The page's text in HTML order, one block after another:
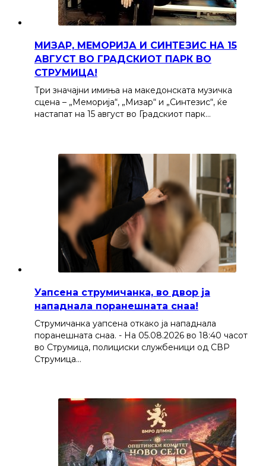
МИЗАР, МЕМОРИЈА И СИНТЕЗИС НА 15
АВГУСТ ВО ГРАДСКИОТ ПАРК ВО
СТРУМИЦА!
Три значајни имиња на македонската музичка
сцена – „Меморија“, „Мизар“ и „Синтезис“, ќе
настапат на 15 август во Градскиот парк…
Уапсена струмичанка, во двор ја
нападнала поранешната снаа!
Струмичанка уапсена откако ја нападнала
поранешната снаа. - На 05.08.2026 во 18:40 часот
во Струмица, полициски службеници од СВР
Струмица…